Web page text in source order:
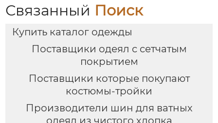
Связанный Поиск
Купить каталог одежды
Поставщики одеял с сетчатым
покрытием
Поставщики которые покупают
костюмы-тройки
Производители шин для ватных